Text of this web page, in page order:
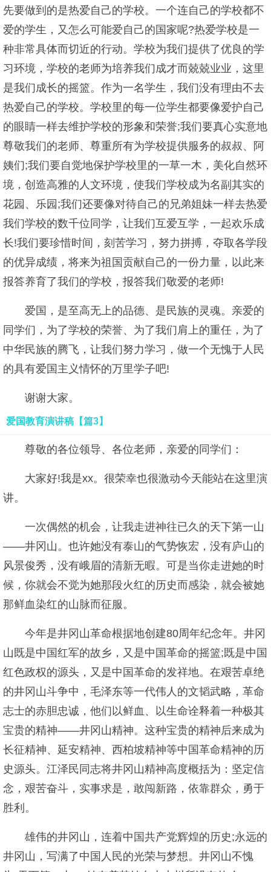
先要做到的是热爱自己的学校。一个连自己的学校都不
爱的学生，又怎么可能爱自己的国家呢?热爱学校是一
种非常具体而切近的行动。学校为我们提供了优良的学
习环境，学校的老师为培养我们成才而兢兢业业，这里
是我们成长的摇篮。作为一名学生，我们没有理由不去
热爱自己的学校。学校里的每一位学生都要像爱护自己
的眼睛一样去维护学校的形象和荣誉;我们要真心实意地
尊敬我们的老师、尊重所有为学校提供服务的叔叔、阿
姨们;我们要自觉地保护学校里的一草一木，美化自然环
境，创造高雅的人文环境，使我们学校成为名副其实的
花园、乐园;我们还要像对待自己的兄弟姐妹一样去热爱
我们学校的数千位同学，让我们互爱互学，一起欢乐成
长!我们要珍惜时间，刻苦学习，努力拼搏，夺取各学段
的优异成绩，将来为祖国贡献自己的一份力量，以此来
报答养育了我们的学校，报答我们敬爱的老师!
爱国，是至高无上的品德、是民族的灵魂。亲爱的
同学们，为了学校的荣誉、为了我们肩上的重任，为了
中华民族的腾飞，让我们努力学习，做一个无愧于人民
的具有爱国主义情怀的万里学子吧!
谢谢大家。
爱国教育演讲稿【篇3】
尊敬的各位领导、各位老师，亲爱的同学们：
大家好!我是xx。很荣幸也很激动今天能站在这里演
讲。
一次偶然的机会，让我走进神往已久的天下第一山
——井冈山。也许她没有泰山的气势恢宏，没有庐山的
风景俊秀，没有峨眉的清新无暇。可是当你走进她的时
候，你就会不觉为她那段火红的历史而感染，就会被她
那鲜血染红的山脉而征服。
今年是井冈山革命根据地创建80周年纪念年。井冈
山既是中国红军的故乡，又是中国革命的摇篮;既是中国
红色政权的源头，又是中国革命的发祥地。在艰苦卓绝
的井冈山斗争中，毛泽东等一代伟人的文韬武略，革命
志士的赤胆忠诚，他们以鲜血、以生命诠释着一种极其
宝贵的精神——井冈山精神。这种宝贵的精神后来成为
长征精神、延安精神、西柏坡精神等中国革命精神的历
史源头。江泽民同志将井冈山精神高度概括为：坚定信
念，艰苦奋斗，实事求是，敢闯新路，依靠群众，勇于
胜利。
雄伟的井冈山，连着中国共产党辉煌的历史;永远的
井冈山，写满了中国人民的光荣与梦想。井冈山不愧